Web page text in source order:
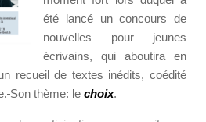
été lancé un concours de
nouvelles pour jeunes
écrivains, qui aboutira en
recueil de textes inédits, coédité
Son thème: le choix.